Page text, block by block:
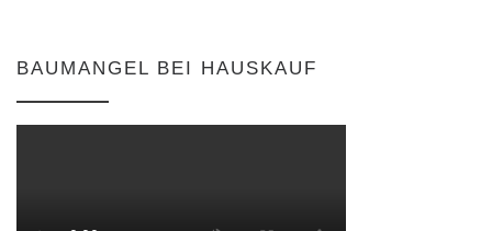
BAUMANGEL BEI HAUSKAUF